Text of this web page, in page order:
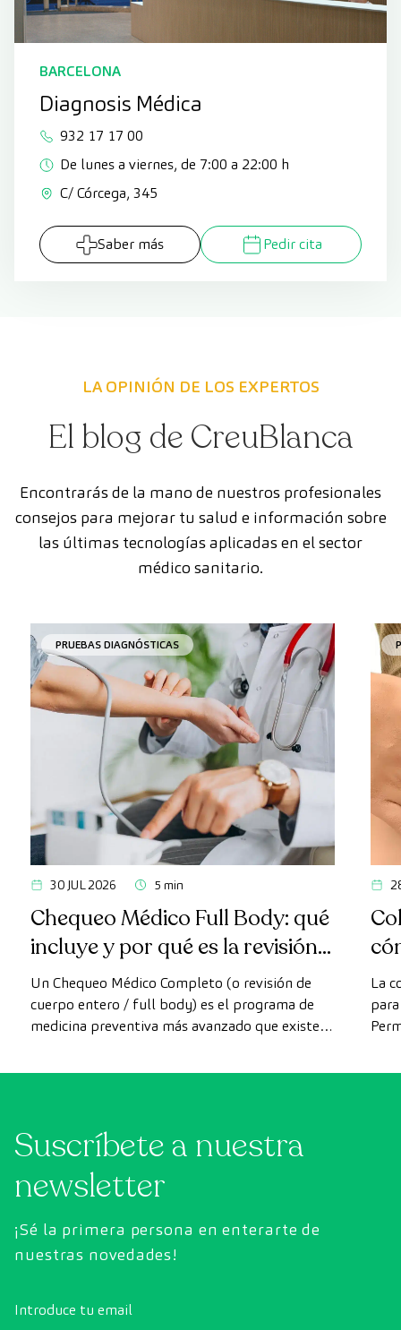
BARCELONA
Diagnosis Médica
932 17 17 00
De lunes a viernes, de 7:00 a 22:00 h
C/ Córcega, 345
Saber más Pedir cita
LA OPINIÓN DE LOS EXPERTOS
El blog de CreuBlanca
Encontrarás de la mano de nuestros profesionales
consejos para mejorar tu salud e información sobre
las últimas tecnologías aplicadas en el sector
médico sanitario.
PRUEBAS DIAGNÓSTICAS
30 JUL 2026 5 min
Chequeo Médico Full Body: qué
incluye y por qué es la revisión
más avanzada
Un Chequeo Médico Completo (o revisión de
cuerpo entero / full body) es el programa de
medicina preventiva más avanzado que existe
convencionales, este chequeo utiliza la
exhaustiva el estado de los órganos vitales, el
sistema vascular y el cerebro antes de que
aparezcan los primeros síntomas.
La
Suscríbete a nuestra
newsletter
¡Sé la primera persona en enterarte de
nuestras novedades!
Introduce tu email